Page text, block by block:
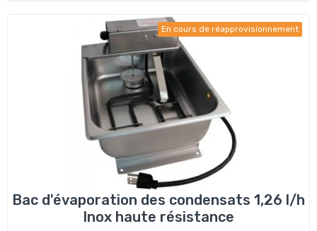
En cours de réapprovisionnement
Bac d'évaporation des condensats 1,26 l/h
Inox haute résistance